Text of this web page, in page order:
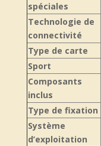
spéciales
Technologie de
connectivité
Type de carte
Sport
Composants
inclus
Type de fixation
Système
d’exploitation